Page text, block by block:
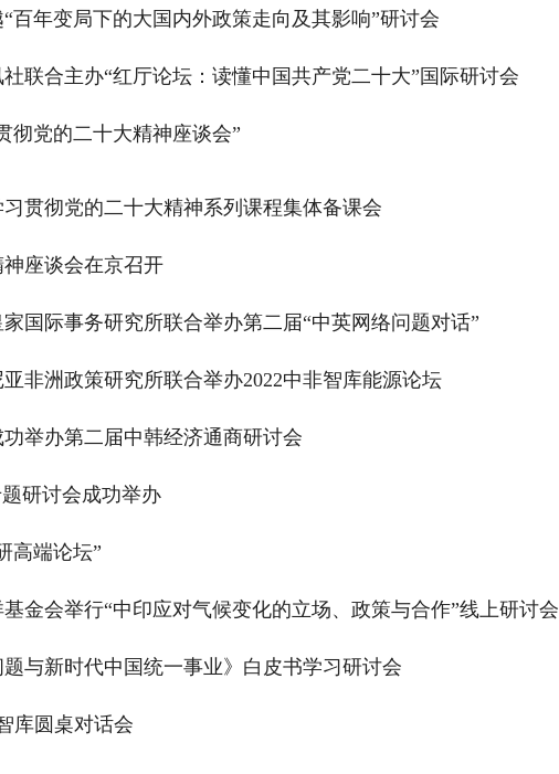
百年变局下的大国内外政策走向及其影响”研讨会
联合主办“红厅论坛：读懂中国共产党二十大”国际研讨会
彻党的二十大精神座谈会”
贯彻党的二十大精神系列课程集体备课会
座谈会在京召开
国际事务研究所联合举办第二届“中英网络问题对话”
非洲政策研究所联合举办2022中非智库能源论坛
举办第二届中韩经济通商研讨会
研讨会成功举办
高端论坛”
金会举行“中印应对气候变化的立场、政策与合作”线上研讨会
与新时代中国统一事业》白皮书学习研讨会
库圆桌对话会